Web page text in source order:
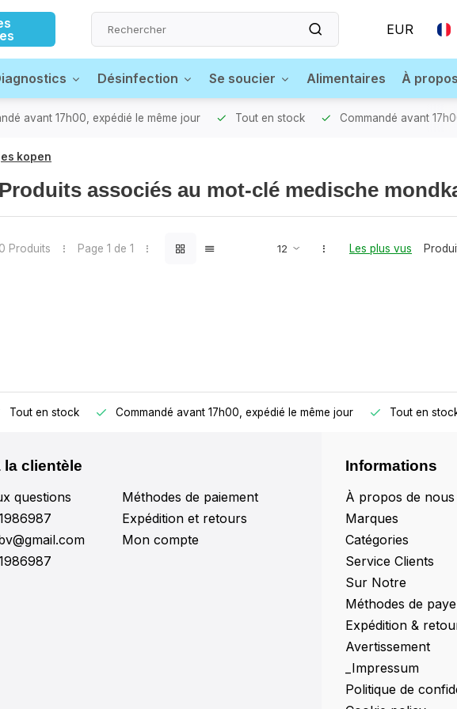
EUR
Désinfection Se soucier Alimentaires À
avant 17h00, expédié le même jour Tout en stock Commandé avant
kopen
Produits associés au mot-clé medische
0 Produits Page 1 de 1 Les plus vus
Tout en stock Commandé avant 17h00, expédié le même jour Tout en
la clientèle
questions
Méthodes de paiement
Expédition et retours
Mon compte
Informations
À propos de nous
Marques
Catégories
Service Clients
Sur Notre
Méthodes de
Expédition &
Avertissement
_Impressum
Politique de